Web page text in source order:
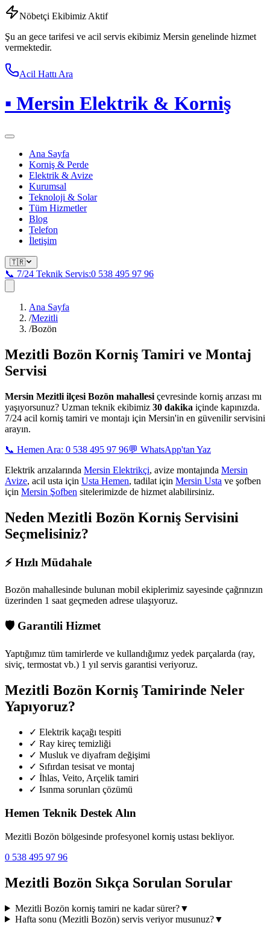
Nöbetçi Ekibimiz Aktif
Şu an gece tarifesi ve acil servis ekibimiz Mersin genelinde hizmet
vermektedir.
Acil Hattı Ara
▪ Mersin Elektrik & Korniş
Ana Sayfa
Korniş & Perde
Elektrik & Avize
Kurumsal
Teknoloji & Solar
Tüm Hizmetler
Blog
Telefon
İletişim
🇹🇷
📞 7/24 Teknik Servis:0 538 495 97 96
Ana Sayfa
/Mezitli
/Bozön
Mezitli Bozön Korniş Tamiri ve Montaj
Servisi
Mersin Mezitli ilçesi Bozön mahallesi çevresinde korniş arızası mı
yaşıyorsunuz? Uzman teknik ekibimiz 30 dakika içinde kapınızda.
7/24 acil korniş tamiri ve montajı için Mersin'in en güvenilir servisini
arayın.
📞 Hemen Ara: 0 538 495 97 96💬 WhatsApp'tan Yaz
Elektrik arızalarında Mersin Elektrikçi, avize montajında Mersin
Avize, acil usta için Usta Hemen, tadilat için Mersin Usta ve şofben
için Mersin Şofben sitelerimizde de hizmet alabilirsiniz.
Neden Mezitli Bozön Korniş Servisini
Seçmelisiniz?
⚡ Hızlı Müdahale
Bozön mahallesinde bulunan mobil ekiplerimiz sayesinde çağrınızın
üzerinden 1 saat geçmeden adrese ulaşıyoruz.
🛡️ Garantili Hizmet
Yaptığımız tüm tamirlerde ve kullandığımız yedek parçalarda (ray,
siviç, termostat vb.) 1 yıl servis garantisi veriyoruz.
Mezitli Bozön Korniş Tamirinde Neler
Yapıyoruz?
✓ Elektrik kaçağı tespiti
✓ Ray kireç temizliği
✓ Musluk ve diyafram değişimi
✓ Sıfırdan tesisat ve montaj
✓ İhlas, Veito, Arçelik tamiri
✓ Isınma sorunları çözümü
Hemen Teknik Destek Alın
Mezitli Bozön bölgesinde profesyonel korniş ustası bekliyor.
0 538 495 97 96
Mezitli Bozön Sıkça Sorulan Sorular
Mezitli Bozön korniş tamiri ne kadar sürer?▼
Hafta sonu (Mezitli Bozön) servis veriyor musunuz?▼